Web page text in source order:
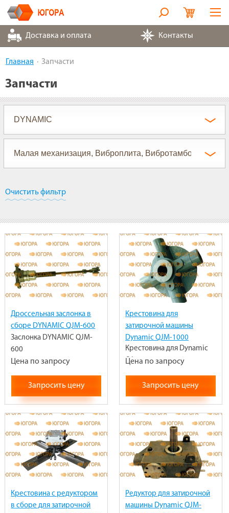
Оборудование
Контакты
О компании
Доставка и оплата Контакты
Главная Запчасти
Запчасти
Очистить фильтр
Дроссельная заслонка в
сборе DYNAMIC QJM-600
Заслонка DYNAMIC QJM-
600
Цена по запросу
Запросить цену
Крестовина для
затирочной машины
Dynamic QJM-1000
Крестовина для Dynamic
QJ
Цена по запросу
Запросить цену
Крестовина с редуктором
в сборе для затирочной
Редуктор для затирочной
машины Dynamic QJM-